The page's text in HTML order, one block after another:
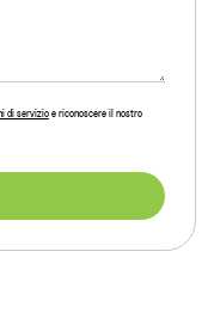
di servizio e riconoscere il nostro